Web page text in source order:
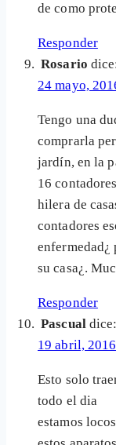
de como
Responder
Rosario
24 mayo,
Tengo una
comprarla
jardín, en la
16
hilera de
contadores
enfermedad¿
su casa¿.
Responder
Pascual dice:
19 abril,
Esto solo
todo el dia
estamos